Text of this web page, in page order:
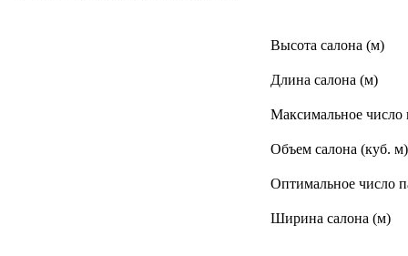
Высота салона (м)
Длина салона (м)
Максимальное число
Объем салона (куб. м)
Оптимальное число
Ширина салона (м)